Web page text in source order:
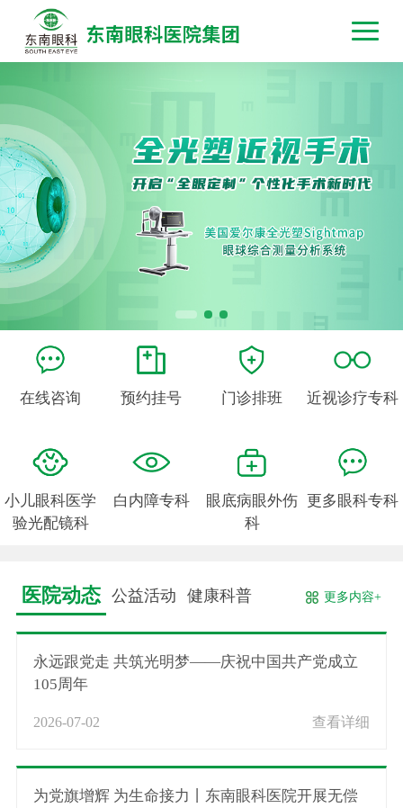
在线咨询 预约挂号 门诊排班 近视诊疗专科
小儿眼科医学
验光配镜科
白内障专科
眼底病眼外伤
科
更多眼科专科
医院动态 公益活动 健康科普 更多内容+
永远跟党走 共筑光明梦——庆祝中国共产党成立
105周年
2026-07-02 查看详细
为党旗增辉 为生命接力丨东南眼科医院开展无偿